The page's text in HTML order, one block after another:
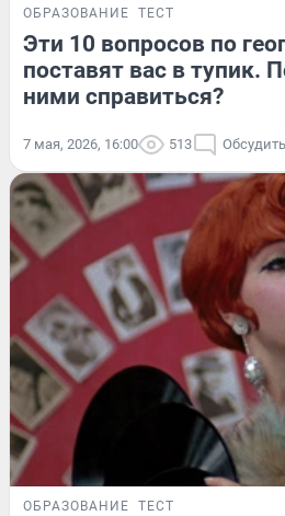
ОБРАЗОВАНИЕ ТЕСТ
Эти 10 вопросов по
поставят вас в тупик.
ними справиться?
7 мая, 2026, 16:00 513 Обсудить
ОБРАЗОВАНИЕ ТЕСТ